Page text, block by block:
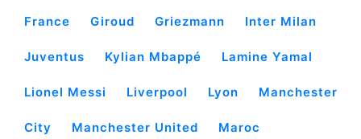
France Giroud Griezmann Inter Milan
Juventus Kylian Mbappé Lamine Yamal
Lionel Messi Liverpool Lyon Manchester
City Manchester United Maroc